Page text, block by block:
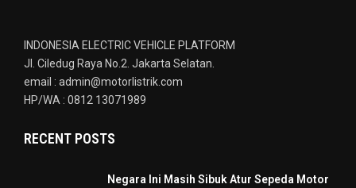
INDONESIA ELECTRIC VEHICLE PLATFORM
Jl. Ciledug Raya No.2. Jakarta Selatan.
email : admin@motorlistrik.com
HP/WA : 0812 13071989
RECENT POSTS
Negara Ini Masih Sibuk Atur Sepeda Motor